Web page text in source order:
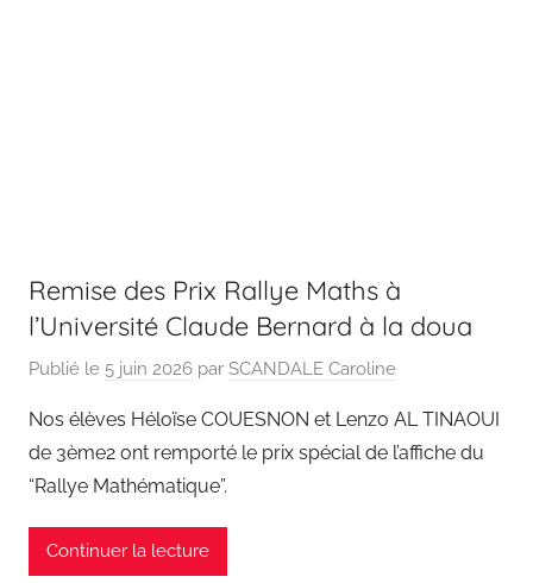
Remise des Prix Rallye Maths à
l’Université Claude Bernard à la doua
Publié le 5 juin 2026 par SCANDALE Caroline
Nos élèves Héloïse COUESNON et Lenzo AL TINAOUI
de 3ème2 ont remporté le prix spécial de l’affiche du
“Rallye Mathématique”.
Continuer la lecture